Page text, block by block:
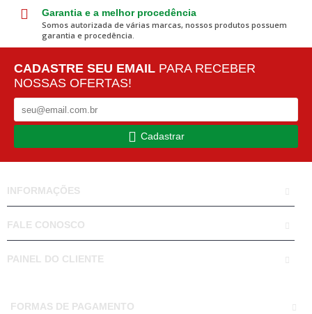
Garantia e a melhor procedência
Somos autorizada de várias marcas, nossos produtos possuem
garantia e procedência.
CADASTRE SEU EMAIL PARA RECEBER
NOSSAS OFERTAS!
Cadastrar
INFORMAÇÕES
FALE CONOSCO
PAINEL DO CLIENTE
FORMAS DE PAGAMENTO